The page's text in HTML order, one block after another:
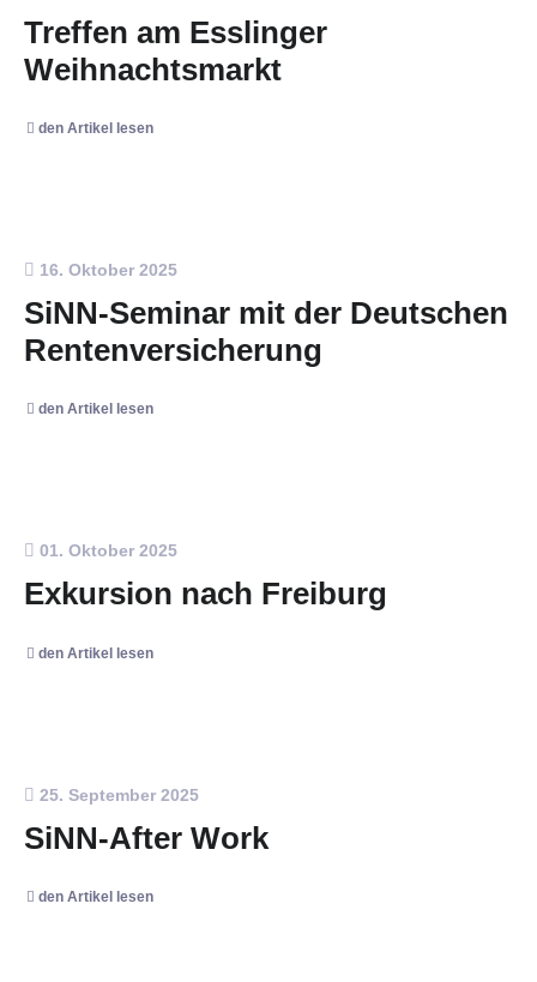
Treffen am Esslinger
Weihnachtsmarkt
den Artikel lesen
16. Oktober 2025
SiNN-Seminar mit der Deutschen
Rentenversicherung
den Artikel lesen
01. Oktober 2025
Exkursion nach Freiburg
den Artikel lesen
25. September 2025
SiNN-After Work
den Artikel lesen